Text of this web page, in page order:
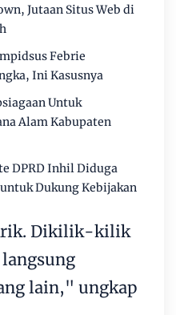
Jutaan Situs Web di
Febrie
Ini Kasusnya
Untuk
Alam Kabupaten
DPRD Inhil Diduga
Dukung Kebijakan
Dikilik-kilik
lain," ungkap